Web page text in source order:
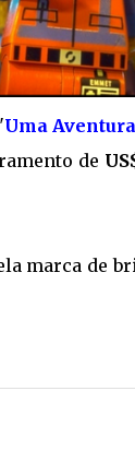
Uma
de
marca de